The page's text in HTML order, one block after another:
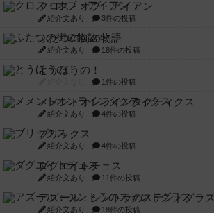
クロス・オブ・アイアン
紹介文あり 3件の投稿
ふたつの街の物語
紹介文あり 18件の投稿
とうほうの！
1件の投稿
メメントオンラインタクティクス
紹介文あり 4件の投稿
ブリックス
紹介文あり 4件の投稿
ダグエイトチェス
紹介文あり 11件の投稿
アズール：シントラのステンドグラス
紹介文あり 18件の投稿